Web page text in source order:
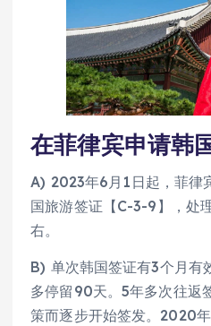
在菲律宾申请韩
A) 2023年6月1日起，菲律
国旅游签证【C-3-9】，处
右。
B) 单次韩国签证有3个月有
多停留90天。5年多次往
策而逐步开始签发。2020